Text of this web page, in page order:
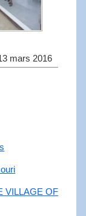
mars 2016
VILLAGE OF